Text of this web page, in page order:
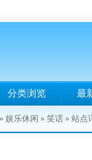
分类浏览 最
» 娱乐休闲 » 笑话 » 站点